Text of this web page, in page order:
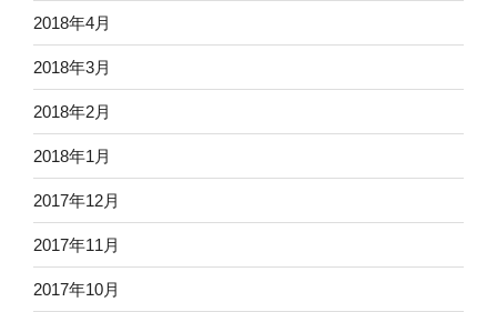
2018年4月
2018年3月
2018年2月
2018年1月
2017年12月
2017年11月
2017年10月